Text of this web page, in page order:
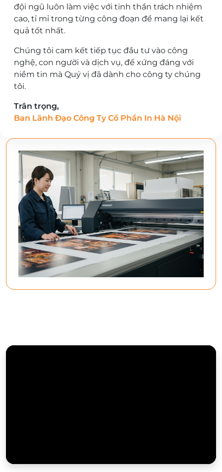
đội ngũ luôn làm việc với tinh thần trách nhiệm
cao, tỉ mỉ trong từng công đoạn để mang lại kết
quả tốt nhất.
Chúng tôi cam kết tiếp tục đầu tư vào công
nghệ, con người và dịch vụ, để xứng đáng với
niềm tin mà Quý vị đã dành cho công ty chúng
tôi.
Trân trọng,
Ban Lãnh Đạo Công Ty Cổ Phần In Hà Nội